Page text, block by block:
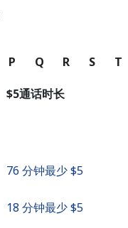
P Q R S T
⁦$5⁩通话时长
76 分钟最少 ⁦$5⁩
18 分钟最少 ⁦$5⁩